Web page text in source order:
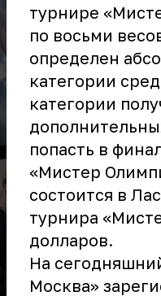
турнире
по восьми
определен
категории
категории
попасть в
«Мистер
состоится в
турнира
долларов.
На
Москва»